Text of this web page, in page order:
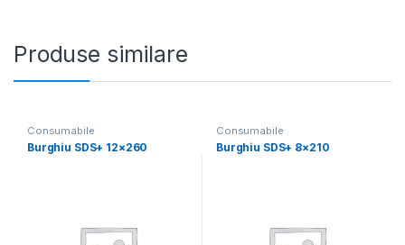
Produse similare
Consumabile
Burghiu SDS+ 12×260
Consumabile
Burghiu SDS+ 8×210